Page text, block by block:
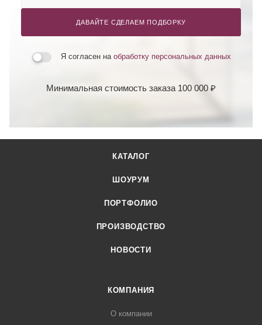
ДАВАЙТЕ СДЕЛАЕМ ПОДБОРКУ
Я согласен на обработку персональных данных
Минимальная стоимость заказа 100 000 ₽
КАТАЛОГ
ШОУРУМ
ПОРТФОЛИО
ПРОИЗВОДСТВО
НОВОСТИ
КОМПАНИЯ
О компании